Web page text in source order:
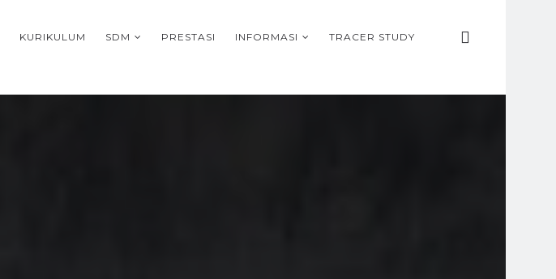
KURIKULUM SDM PRESTASI INFORMASI TRACER STUDY